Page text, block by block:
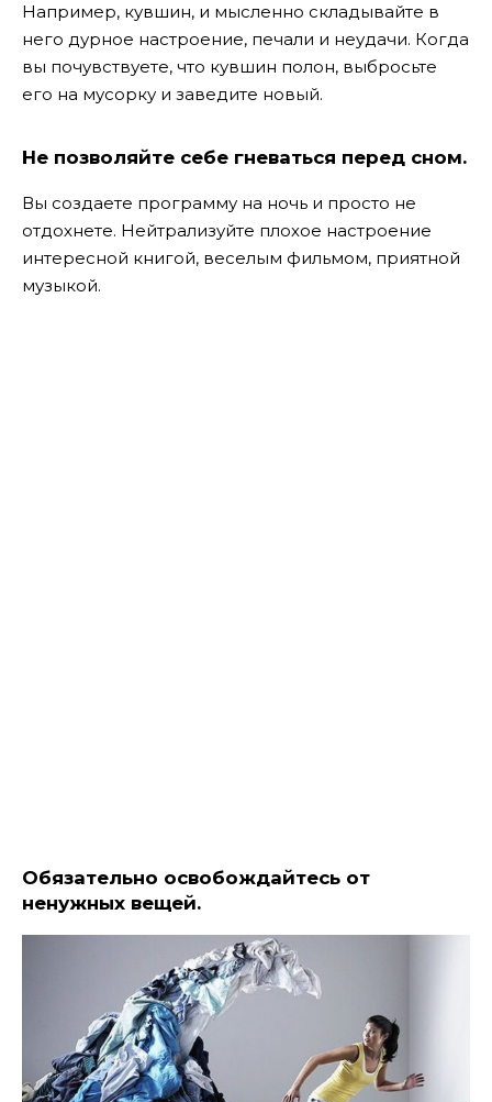
Например, кувшин, и мысленно складывайте в
него дурное настроение, печали и неудачи. Когда
вы почувствуете, что кувшин полон, выбросьте
его на мусорку и заведите новый.
Не позволяйте себе гневаться перед сном.
Вы создаете программу на ночь и просто не
отдохнете. Нейтрализуйте плохое настроение
интересной книгой, веселым фильмом, приятной
музыкой.
Обязательно освобождайтесь от
ненужных вещей.